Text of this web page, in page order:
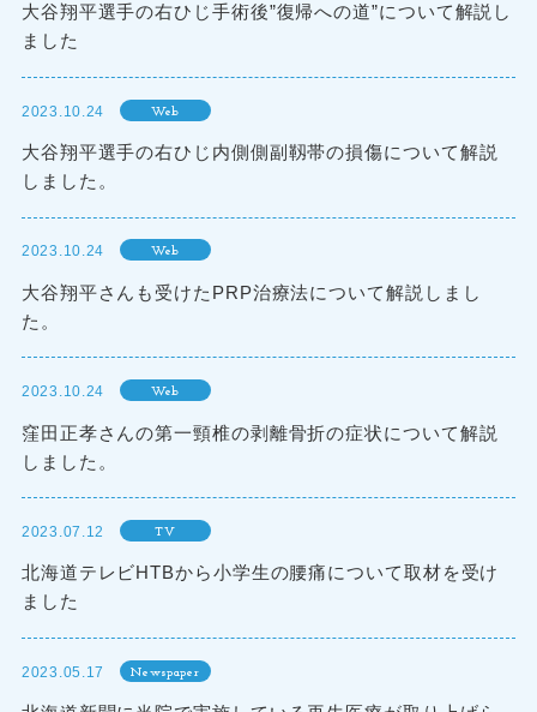
大谷翔平選手の右ひじ手術後”復帰への道”について解説し
ました
2023.10.24 Web
大谷翔平選手の右ひじ内側側副靱帯の損傷について解説
しました。
2023.10.24 Web
大谷翔平さんも受けたPRP治療法について解説しまし
た。
2023.10.24 Web
窪田正孝さんの第一頸椎の剥離骨折の症状について解説
しました。
2023.07.12 TV
北海道テレビHTBから小学生の腰痛について取材を受け
ました
2023.05.17 Newspaper